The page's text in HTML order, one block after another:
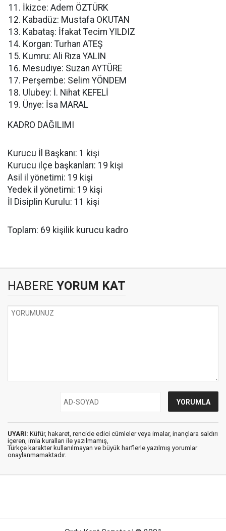
İkizce: Adem ÖZTÜRK
Kabadüz: Mustafa OKUTAN
Kabataş: İfakat Tecim YILDIZ
Korgan: Turhan ATEŞ
Kumru: Ali Rıza YALIN
Mesudiye: Suzan AYTÜRE
Perşembe: Selim YÖNDEM
Ulubey: İ. Nihat KEFELİ
Ünye: İsa MARAL
KADRO DAĞILIMI
Kurucu İl Başkanı: 1 kişi
Kurucu ilçe başkanları: 19 kişi
Asil il yönetimi: 19 kişi
Yedek il yönetimi: 19 kişi
İl Disiplin Kurulu: 11 kişi
Toplam: 69 kişilik kurucu kadro
HABERE YORUM KAT
UYARI: Küfür, hakaret, rencide edici cümleler veya imalar, inançlara saldırı
içeren, imla kuralları ile yazılmamış,
Türkçe karakter kullanılmayan ve büyük harflerle yazılmış yorumlar
onaylanmamaktadır.